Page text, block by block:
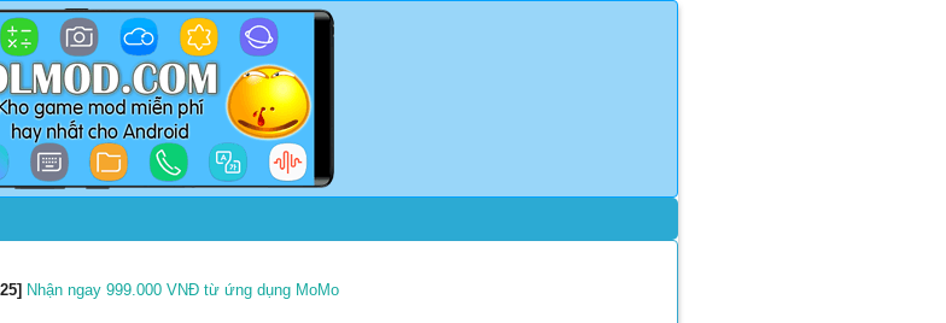
Nhận ngay 999.000 VNĐ từ ứng dụng MoMo